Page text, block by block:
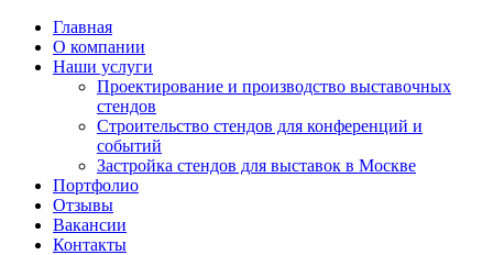
Главная
О компании
Наши услуги
Проектирование и производство выставочных
стендов
Строительство стендов для конференций и
событий
Застройка стендов для выставок в Москве
Портфолио
Отзывы
Вакансии
Контакты